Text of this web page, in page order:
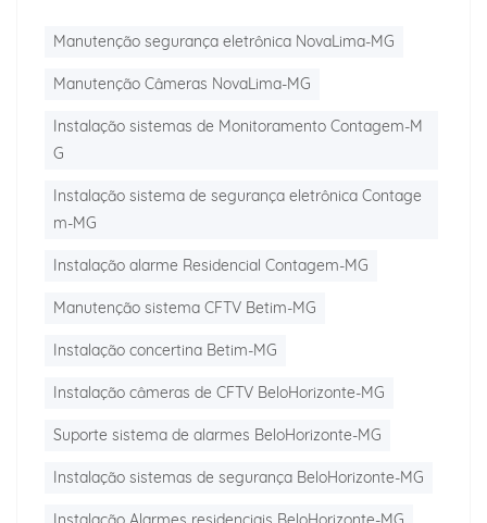
Manutenção segurança eletrônica NovaLima-MG
Manutenção Câmeras NovaLima-MG
Instalação sistemas de Monitoramento Contagem-M
G
Instalação sistema de segurança eletrônica Contage
m-MG
Instalação alarme Residencial Contagem-MG
Manutenção sistema CFTV Betim-MG
Instalação concertina Betim-MG
Instalação câmeras de CFTV BeloHorizonte-MG
Suporte sistema de alarmes BeloHorizonte-MG
Instalação sistemas de segurança BeloHorizonte-MG